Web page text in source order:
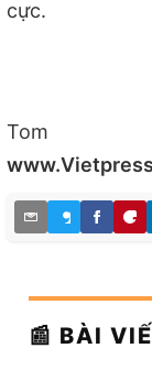
cực.
Tom
📰 BÀI